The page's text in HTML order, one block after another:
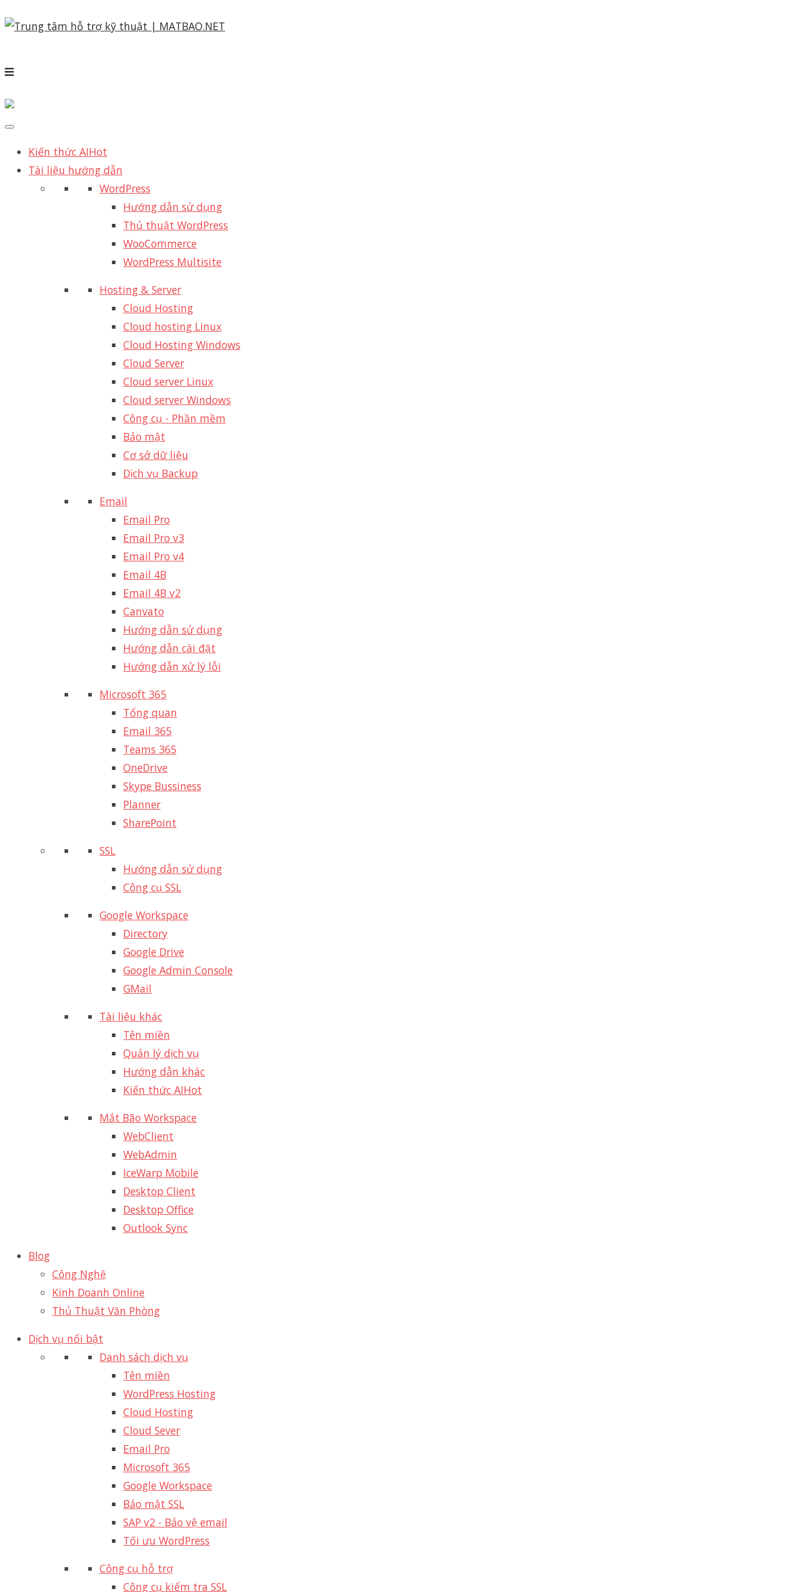
Kiến thức AIHot
Tài liệu hướng dẫn
WordPress
Hướng dẫn sử dụng
Thủ thuật WordPress
WooCommerce
WordPress Multisite
Hosting & Server
Cloud Hosting
Cloud hosting Linux
Cloud Hosting Windows
Cloud Server
Cloud server Linux
Cloud server Windows
Công cụ - Phần mềm
Bảo mật
Cơ sở dữ liệu
Dịch vụ Backup
Email
Email Pro
Email Pro v3
Email Pro v4
Email 4B
Email 4B v2
Canvato
Hướng dẫn sử dụng
Hướng dẫn cài đặt
Hướng dẫn xử lý lỗi
Microsoft 365
Tổng quan
Email 365
Teams 365
OneDrive
Skype Bussiness
Planner
SharePoint
SSL
Hướng dẫn sử dụng
Công cụ SSL
Google Workspace
Directory
Google Drive
Google Admin Console
GMail
Tài liệu khác
Tên miền
Quản lý dịch vụ
Hướng dẫn khác
Kiến thức AIHot
Mắt Bão Workspace
WebClient
WebAdmin
IceWarp Mobile
Desktop Client
Desktop Office
Outlook Sync
Blog
Công Nghệ
Kinh Doanh Online
Thủ Thuật Văn Phòng
Dịch vụ nổi bật
Danh sách dịch vụ
Tên miền
WordPress Hosting
Cloud Hosting
Cloud Sever
Email Pro
Microsoft 365
Google Workspace
Bảo mật SSL
SAP v2 - Bảo vệ email​
Tối ưu WordPress
Công cụ hỗ trợ
Công cụ kiểm tra SSL